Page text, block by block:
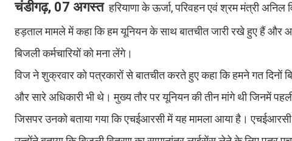
चंडीगढ़, 07 अगस्त हरियाणा के ऊर्जा, परिवहन एवं श्रम मंत्री
हड़ताल मामले में कहा कि हम यूनियन के साथ बातचीत जारी रखे हुए हैं और
बिजली कर्मचारियों को मना लेंगे।
विज ने शुक्रवार को पत्रकारों से बातचीत करते हुए कहा कि हमने गत दिनों
और सारे अधिकारी भी थे। मुख्य तौर पर यूनियन की तीन मांगे थी जिनमें
जिसपर उनको बताया गया कि एचईआरसी में यह मामला आया है।